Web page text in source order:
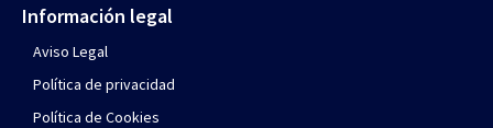
Información legal
Aviso Legal
Política de privacidad
Política de Cookies